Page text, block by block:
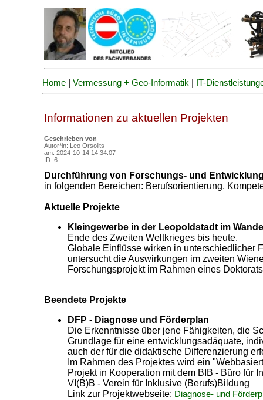
Home Vermessung + Geo-Informatik IT-
Informationen zu aktuellen Projekten
Geschrieben von
Autor*in: Leo Orsolits
am: 2024-10-14 14:34:07
ID: 6
Durchführung von Forschungs- und
in folgenden Bereichen: Berufsorientierung,
Aktuelle Projekte
Kleingewerbe in der Leopoldstadt im
Ende des Zweiten Weltkrieges bis heute.
Globale Einflüsse wirken in unterschiedlicher
untersucht die Auswirkungen im zweiten
Forschungsprojekt im Rahmen eines
Beendete Projekte
DFP - Diagnose und Förderplan
Die Erkenntnisse über jene Fähigkeiten, die
Grundlage für eine entwicklungsadäquate,
auch der für die didaktische Differenzierung
Im Rahmen des Projektes wird ein
Projekt in Kooperation mit dem BIB - Büro für
VI(B)B - Verein für Inklusive (Berufs)Bildung
Link zur Projektwebseite: Diagnose- und